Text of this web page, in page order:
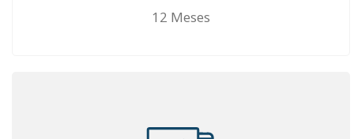
12 Meses